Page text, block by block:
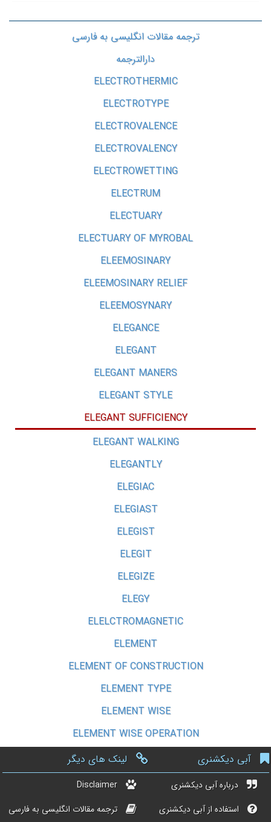
ترجمه مقالات انگلیسی به فارسی
دارالترجمه
ELECTROTHERMIC
ELECTROTYPE
ELECTROVALENCE
ELECTROVALENCY
ELECTROWETTING
ELECTRUM
ELECTUARY
ELECTUARY OF MYROBAL
ELEEMOSINARY
ELEEMOSINARY RELIEF
ELEEMOSYNARY
ELEGANCE
ELEGANT
ELEGANT MANERS
ELEGANT STYLE
ELEGANT SUFFICIENCY
ELEGANT WALKING
ELEGANTLY
ELEGIAC
ELEGIAST
ELEGIST
ELEGIT
ELEGIZE
ELEGY
ELELCTROMAGNETIC
ELEMENT
ELEMENT OF CONSTRUCTION
ELEMENT TYPE
ELEMENT WISE
ELEMENT WISE OPERATION
آبی دیکشنری
درباره آبی دیکشنری
استفاده از آبی دیکشنری
لینک های دیگر
Disclaimer
ترجمه مقالات انگلیسی به فارسی